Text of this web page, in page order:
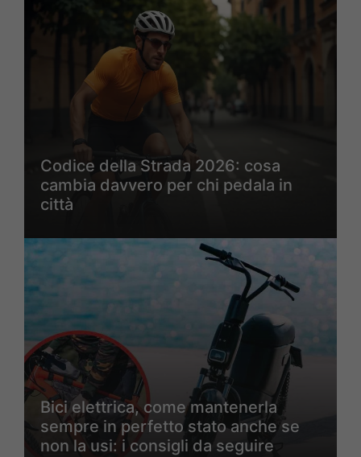
Codice della Strada 2026: cosa
cambia davvero per chi pedala in
città
Bici elettrica, come mantenerla
sempre in perfetto stato anche se
non la usi: i consigli da seguire